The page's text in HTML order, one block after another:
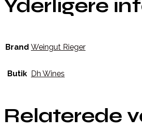
Yderligere
Brand Weingut Rieger
Butik Dh Wines
Relaterede